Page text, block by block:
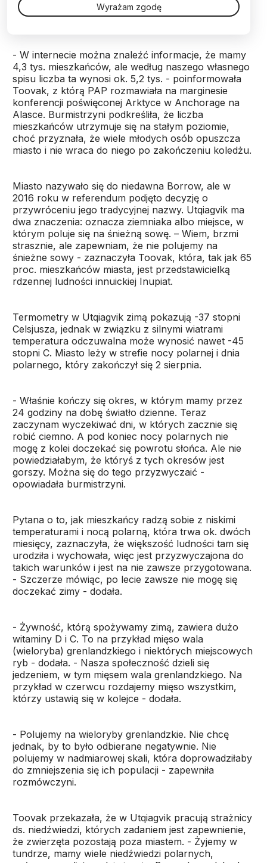
nad Morzem Beringa. Należy do jednych z najdalej
położonych na północ miast na świecie.
- W internecie można znaleźć informacje, że mamy
4,3 tys. mieszkańców, ale według naszego własnego
spisu liczba ta wynosi ok. 5,2 tys. - poinformowała
Toovak, z którą PAP rozmawiała na marginesie
konferencji poświęconej Arktyce w Anchorage na
Alasce. Burmistrzyni podkreśliła, że liczba
mieszkańców utrzymuje się na stałym poziomie,
choć przyznała, że wiele młodych osób opuszcza
miasto i nie wraca do niego po zakończeniu koledżu.
Miasto nazywało się do niedawna Borrow, ale w
2016 roku w referendum podjęto decyzję o
przywróceniu jego tradycyjnej nazwy. Utqiagvik ma
dwa znaczenia: oznacza ziemniaka albo miejsce, w
którym poluje się na śnieżną sowę. – Wiem, brzmi
strasznie, ale zapewniam, że nie polujemy na
śnieżne sowy - zaznaczyła Toovak, która, tak jak 65
proc. mieszkańców miasta, jest przedstawicielką
rdzennej ludności innuickiej Inupiat.
Termometry w Utqiagvik zimą pokazują -37 stopni
Celsjusza, jednak w związku z silnymi wiatrami
temperatura odczuwalna może wynosić nawet -45
stopni C. Miasto leży w strefie nocy polarnej i dnia
polarnego, który zakończył się 2 sierpnia.
- Właśnie kończy się okres, w którym mamy przez
24 godziny na dobę światło dzienne. Teraz
zaczynam wyczekiwać dni, w których zacznie się
robić ciemno. A pod koniec nocy polarnych nie
mogę z kolei doczekać się powrotu słońca. Ale nie
powiedziałabym, że któryś z tych okresów jest
gorszy. Można się do tego przyzwyczaić -
opowiadała burmistrzyni.
Pytana o to, jak mieszkańcy radzą sobie z niskimi
temperaturami i nocą polarną, która trwa ok. dwóch
miesięcy, zaznaczyła, że większość ludności tam się
urodziła i wychowała, więc jest przyzwyczajona do
takich warunków i jest na nie zawsze przygotowana.
- Szczerze mówiąc, po lecie zawsze nie mogę się
doczekać zimy - dodała.
- Żywność, którą spożywamy zimą, zawiera dużo
witaminy D i C. To na przykład mięso wala
(wieloryba) grenlandzkiego i niektórych miejscowych
ryb - dodała. - Nasza społeczność dzieli się
jedzeniem, w tym mięsem wala grenlandzkiego. Na
przykład w czerwcu rozdajemy mięso wszystkim,
którzy ustawią się w kolejce - dodała.
- Polujemy na wieloryby grenlandzkie. Nie chcę
jednak, by to było odbierane negatywnie. Nie
polujemy w nadmiarowej skali, która doprowadziłaby
do zmniejszenia się ich populacji - zapewniła
rozmówczyni.
Toovak przekazała, że w Utqiagvik pracują strażnicy
ds. niedźwiedzi, których zadaniem jest zapewnienie,
że zwierzęta pozostają poza miastem. - Żyjemy w
tundrze, mamy wiele niedźwiedzi polarnych,
Wyrażam zgodę